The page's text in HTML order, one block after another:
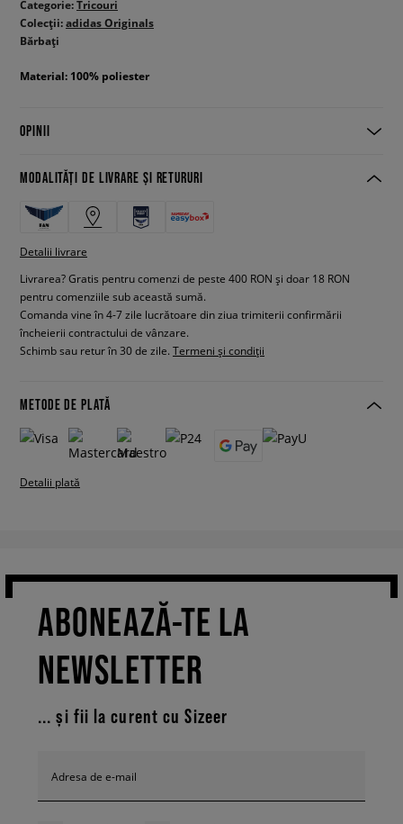
Categorie:Tricouri
Colecții:adidas Originals
Bărbați
Material: 100% poliester
OPINII
MODALITĂȚI DE LIVRARE ȘI RETURURI
Detalii livrare
Livrarea? Gratis pentru comenzi de peste 400 RON și doar 18 RON
pentru comenziile sub această sumă.
Comanda vine în 4-7 zile lucrătoare din ziua trimiterii confirmării
încheierii contractului de vânzare.
Schimb sau retur în 30 de zile. Termeni și condiții
METODE DE PLATĂ
Detalii plată
ABONEAZĂ-TE LA
NEWSLETTER
... și fii la curent cu Sizeer
Adresa de e-mail